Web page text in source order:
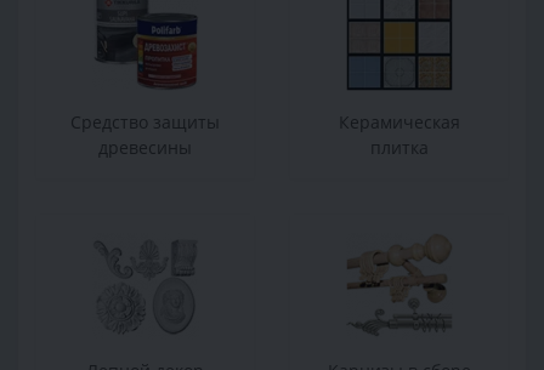
Средство защиты
древесины
Керамическая
плитка